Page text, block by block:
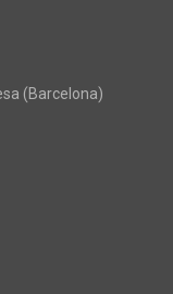
(Barcelona)